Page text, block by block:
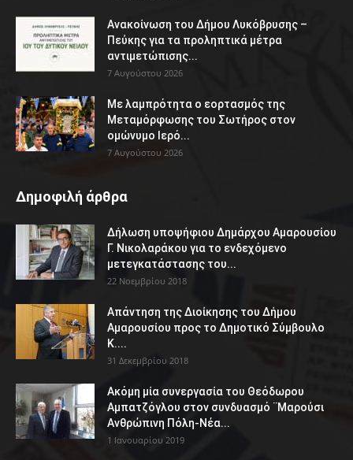
Ανακοίνωση του Δήμου Λυκόβρυσης –
Πεύκης για τα προληπτικά μέτρα
αντιμετώπισης...
7 Αυγούστου 2026
Με λαμπρότητα ο εορτασμός της
Μεταμόρφωσης του Σωτήρος στον
ομώνυμο Ιερό...
7 Αυγούστου 2026
Δημοφιλή άρθρα
Δήλωση υποψήφιου Δημάρχου Αμαρουσίου
Γ. Νικολαράκου για το ενδεχόμενο
μετεγκατάστασης του...
22 Νοεμβρίου 2018
Απάντηση της Διοίκησης του Δήμου
Αμαρουσίου προς το Δημοτικό Σύμβουλο
Κ....
31 Δεκεμβρίου 2018
Ακόμη μία συνεργασία του Θεόδωρου
Αμπατζόγλου στον συνδυασμό ¨Μαρούσι
Ανθρώπινη Πόλη-Νέα...
1 Ιανουαρίου 2019